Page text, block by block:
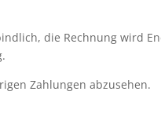
die Rechnung wird
Zahlungen abzusehen.